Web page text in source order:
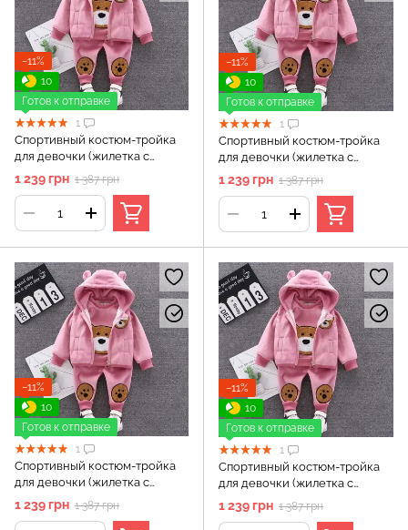
−11%
10
Готов к отправке
1
Спортивный костюм-тройка
для девочки (жилетка с
капюшоном + кофта + штаны) -
костюм Мишка, Розовый, 3
1 239 грн 1 387 грн
−11%
10
Готов к отправке
1
Спортивный костюм-тройка
для девочки (жилетка с
капюшоном + кофта + штаны) -
костюм Мишка, Розовый, 4-5
1 239 грн 1 387 грн
−11%
10
Готов к отправке
1
Спортивный костюм-тройка
для девочки (жилетка с
капюшоном + кофта + штаны) -
костюм Мишка, Розовый, 1,5
1 239 грн 1 387 грн
−11%
10
Готов к отправке
1
Спортивный костюм-тройка
для девочки (жилетка с
капюшоном + кофта + штаны) -
костюм Мишка, Розовый 18-24
1 239 грн 1 387 грн